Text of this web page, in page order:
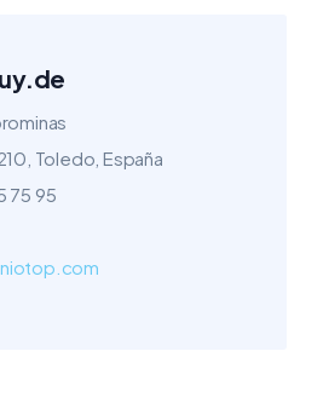
Toledo, España
75 95